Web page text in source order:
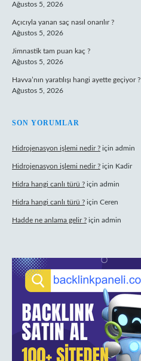
Ağustos 5, 2026
Açıcıyla yanan saç nasıl onarılır ?
Ağustos 5, 2026
Jimnastik tam puan kaç ?
Ağustos 5, 2026
Havva’nın yaratılışı hangi ayette geçiyor ?
Ağustos 5, 2026
SON YORUMLAR
Hidrojenasyon işlemi nedir ? için admin
Hidrojenasyon işlemi nedir ? için Kadir
Hidra hangi canlı türü ? için admin
Hidra hangi canlı türü ? için Ceren
Hadde ne anlama gelir ? için admin